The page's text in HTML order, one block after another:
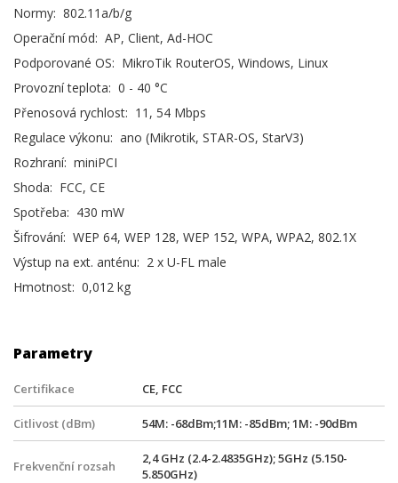
Normy: 802.11a/b/g
Operační mód: AP, Client, Ad-HOC
Podporované OS: MikroTik RouterOS, Windows, Linux
Provozní teplota: 0 - 40 °C
Přenosová rychlost: 11, 54 Mbps
Regulace výkonu: ano (Mikrotik, STAR-OS, StarV3)
Rozhraní: miniPCI
Shoda: FCC, CE
Spotřeba: 430 mW
Šifrování: WEP 64, WEP 128, WEP 152, WPA, WPA2, 802.1X
Výstup na ext. anténu: 2 x U-FL male
Hmotnost: 0,012 kg
Parametry
Certifikace CE, FCC
Citlivost (dBm) 54M: -68dBm;11M: -85dBm; 1M: -90dBm
Frekvenční rozsah
2,4 GHz (2.4-2.4835GHz); 5GHz (5.150-
5.850GHz)